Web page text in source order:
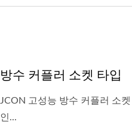
방수 커플러 소켓 타입
JCON 고성능 방수 커플러 소
인...